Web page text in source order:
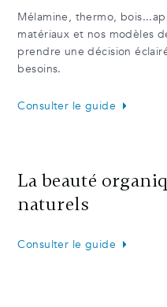
Mélamine, thermo,
matériaux et nos modèles
prendre une décision
besoins.
Consulter le guide
La beauté
naturels
Consulter le guide